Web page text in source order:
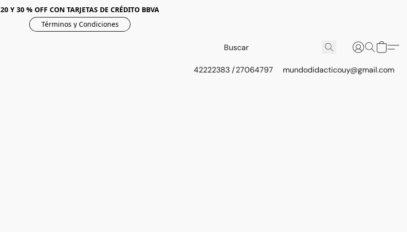
20 Y 30 % OFF CON TARJETAS DE CRÉDITO BBVA
Términos y Condiciones
42222383 / 27064797 mundodidacticouy@gmail.com